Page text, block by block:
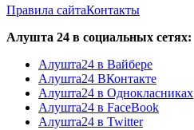
Правила сайтаКонтакты
Алушта 24 в социальных сетях:
Алушта24 в Вайбере
Алушта24 ВКонтакте
Алушта24 в Однокласниках
Алушта24 в FaceBook
Алушта24 в Twitter